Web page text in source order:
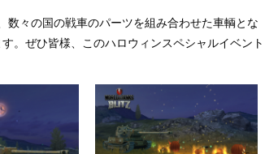
々の国の戦車のパーツを組み合わせた車輌とな
。ぜひ皆様、このハロウィンスペシャルイベント